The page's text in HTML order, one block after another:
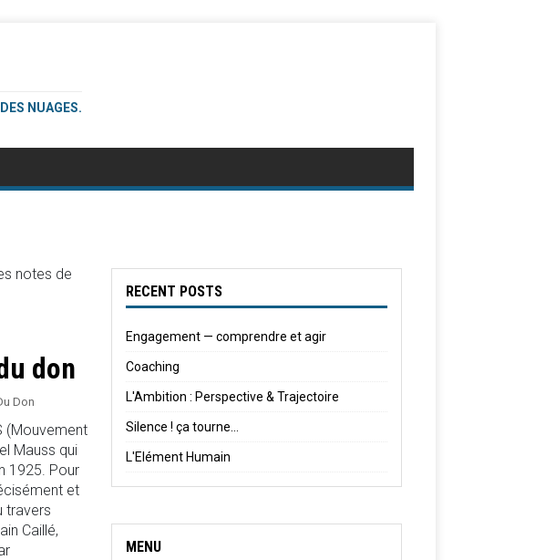
NUAGES.
notes de
don
Don
(Mouvement
Mauss qui
1925. Pour
et
travers
Caillé,
RECENT POSTS
Engagement — comprendre et agir
Coaching
L'Ambition : Perspective & Trajectoire
Silence ! ça tourne...
L'Elément Humain
MENU